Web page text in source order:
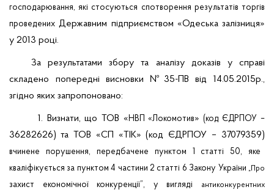
господарювання, які стосуються спотворення результатів торгів
проведених Державним підприємством «Одеська залізниця»
у 2013 році.
За результатами збору та аналізу доказів у справі
складено попередні висновки
№35-ПВ від 14.05.2015р.,
згідно яких запропоновано:
1. Визнати, що ТОВ «НВП «Локомотив» (код ЄДРПОУ –
36282626) та ТОВ «СП «ТІК» (код ЄДРПОУ – 37079359)
вчинене порушення, передбачене пунктом 1 статті 50, яке
кваліфікується за пунктом 4 частини 2 статті 6 Закону України „Про
захист економічної конкуренції”, у вигляді антиконкурентних